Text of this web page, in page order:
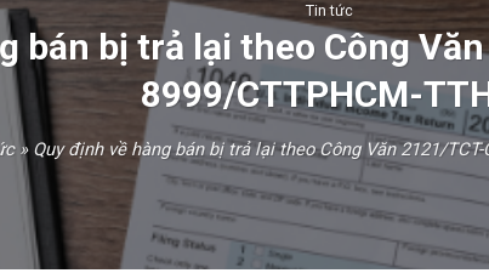
Tin tức
bán bị trả lại theo Công
8999/CTTPHCM-
» Quy định về hàng bán bị trả lại theo Công Văn 2121/